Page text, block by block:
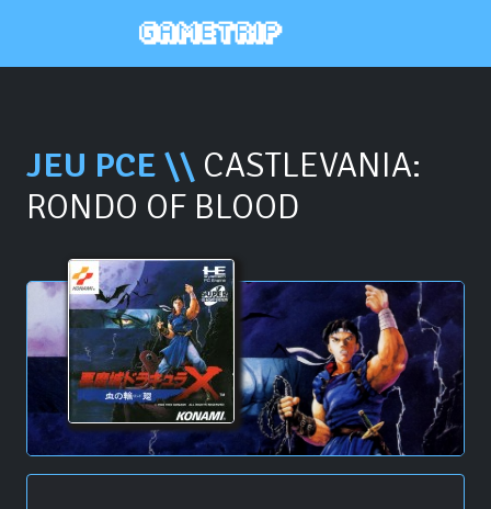
JEU PCE \\ CASTLEVANIA:
RONDO OF BLOOD